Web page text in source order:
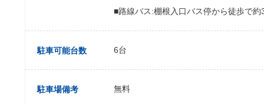
■路線バス:棚根入口バス停から徒歩で約
駐車可能台数 6台
駐車場備考 無料